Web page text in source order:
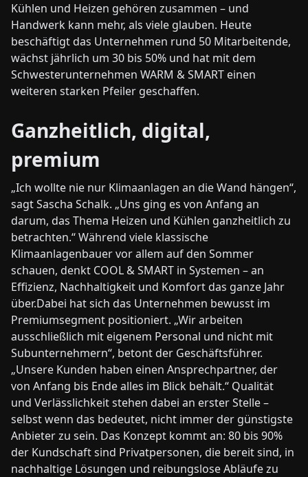
Kühlen und Heizen gehören zusammen – und
Handwerk kann mehr, als viele glauben. Heute
beschäftigt das Unternehmen rund 50 Mitarbeitende,
wächst jährlich um 30 bis 50% und hat mit dem
Schwesterunternehmen WARM & SMART einen
weiteren starken Pfeiler geschaffen.
Ganzheitlich, digital,
premium
„Ich wollte nie nur Klimaanlagen an die Wand hängen“,
sagt Sascha Schalk. „Uns ging es von Anfang an
darum, das Thema Heizen und Kühlen ganzheitlich zu
betrachten.“ Während viele klassische
Klimaanlagenbauer vor allem auf den Sommer
schauen, denkt COOL & SMART in Systemen – an
Effizienz, Nachhaltigkeit und Komfort das ganze Jahr
über.Dabei hat sich das Unternehmen bewusst im
Premiumsegment positioniert. „Wir arbeiten
ausschließlich mit eigenem Personal und nicht mit
Subunternehmern“, betont der Geschäftsführer.
„Unsere Kunden haben einen Ansprechpartner, der
von Anfang bis Ende alles im Blick behält.“ Qualität
und Verlässlichkeit stehen dabei an erster Stelle –
selbst wenn das bedeutet, nicht immer der günstigste
Anbieter zu sein. Das Konzept kommt an: 80 bis 90%
der Kundschaft sind Privatpersonen, die bereit sind, in
nachhaltige Lösungen und reibungslose Abläufe zu